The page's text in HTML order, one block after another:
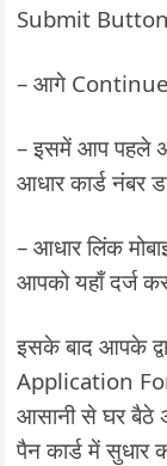
Submit Button
– आगे
– इसमें आप पहले
आधार कार्ड नंबर
– आधार लिंक
आपको यहाँ दर्ज
इसके बाद आपके
Application
आसानी से घर बैठे
पैन कार्ड में